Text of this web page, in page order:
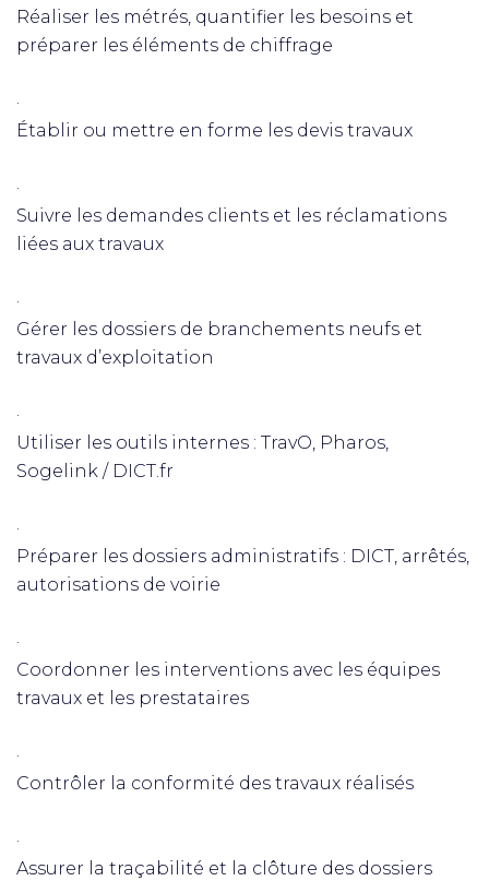
Réaliser les métrés, quantifier les besoins et
préparer les éléments de chiffrage
·
Établir ou mettre en forme les devis travaux
·
Suivre les demandes clients et les réclamations
liées aux travaux
·
Gérer les dossiers de branchements neufs et
travaux d’exploitation
·
Utiliser les outils internes : TravO, Pharos,
Sogelink / DICT.fr
·
Préparer les dossiers administratifs : DICT, arrêtés,
autorisations de voirie
·
Coordonner les interventions avec les équipes
travaux et les prestataires
·
Contrôler la conformité des travaux réalisés
·
Assurer la traçabilité et la clôture des dossiers